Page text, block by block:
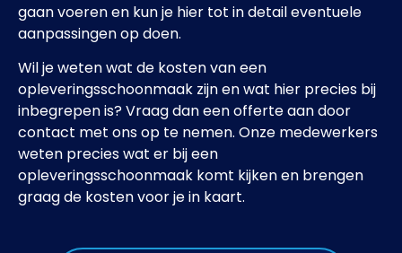
gaan voeren en kun je hier tot in detail eventuele
aanpassingen op doen.
Wil je weten wat de kosten van een
opleveringsschoonmaak zijn en wat hier precies bij
inbegrepen is? Vraag dan een offerte aan door
contact met ons op te nemen. Onze medewerkers
weten precies wat er bij een
opleveringsschoonmaak komt kijken en brengen
graag de kosten voor je in kaart.